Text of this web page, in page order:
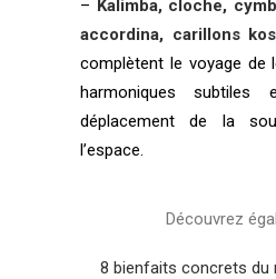
– Kalimba, cloche,
accordina, carillons
complètent le voyage de
harmoniques subtiles
déplacement de la
l’espace.
Découvrez
8 bienfaits concrets du